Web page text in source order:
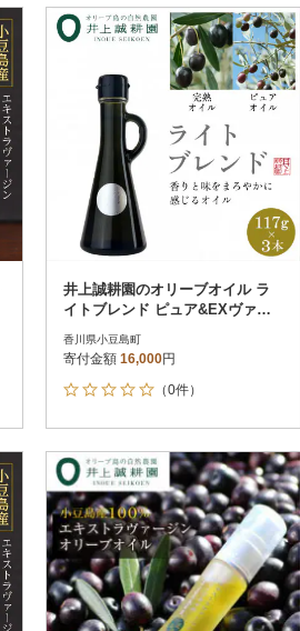
井上誠耕園のオリーブオイル ラ
イトブレンド ピュア&EXヴァー
香川県小豆島町
寄付金額 16,000円
（0件）